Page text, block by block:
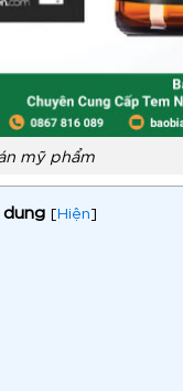
mỹ phẩm
[Hiện]